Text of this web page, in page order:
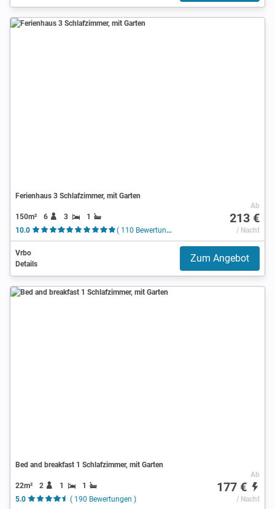
Ferienhaus 3 Schlafzimmer, mit Garten
150m² 6 3
1
10.0
( 110 Bewertungen )
Ab
213 €
/ Nacht
Vrbo
Details
Zum Angebot
Bed and breakfast 1 Schlafzimmer, mit Garten
22m² 2 1
1
5.0
( 190 Bewertungen )
Ab
177 €
/ Nacht